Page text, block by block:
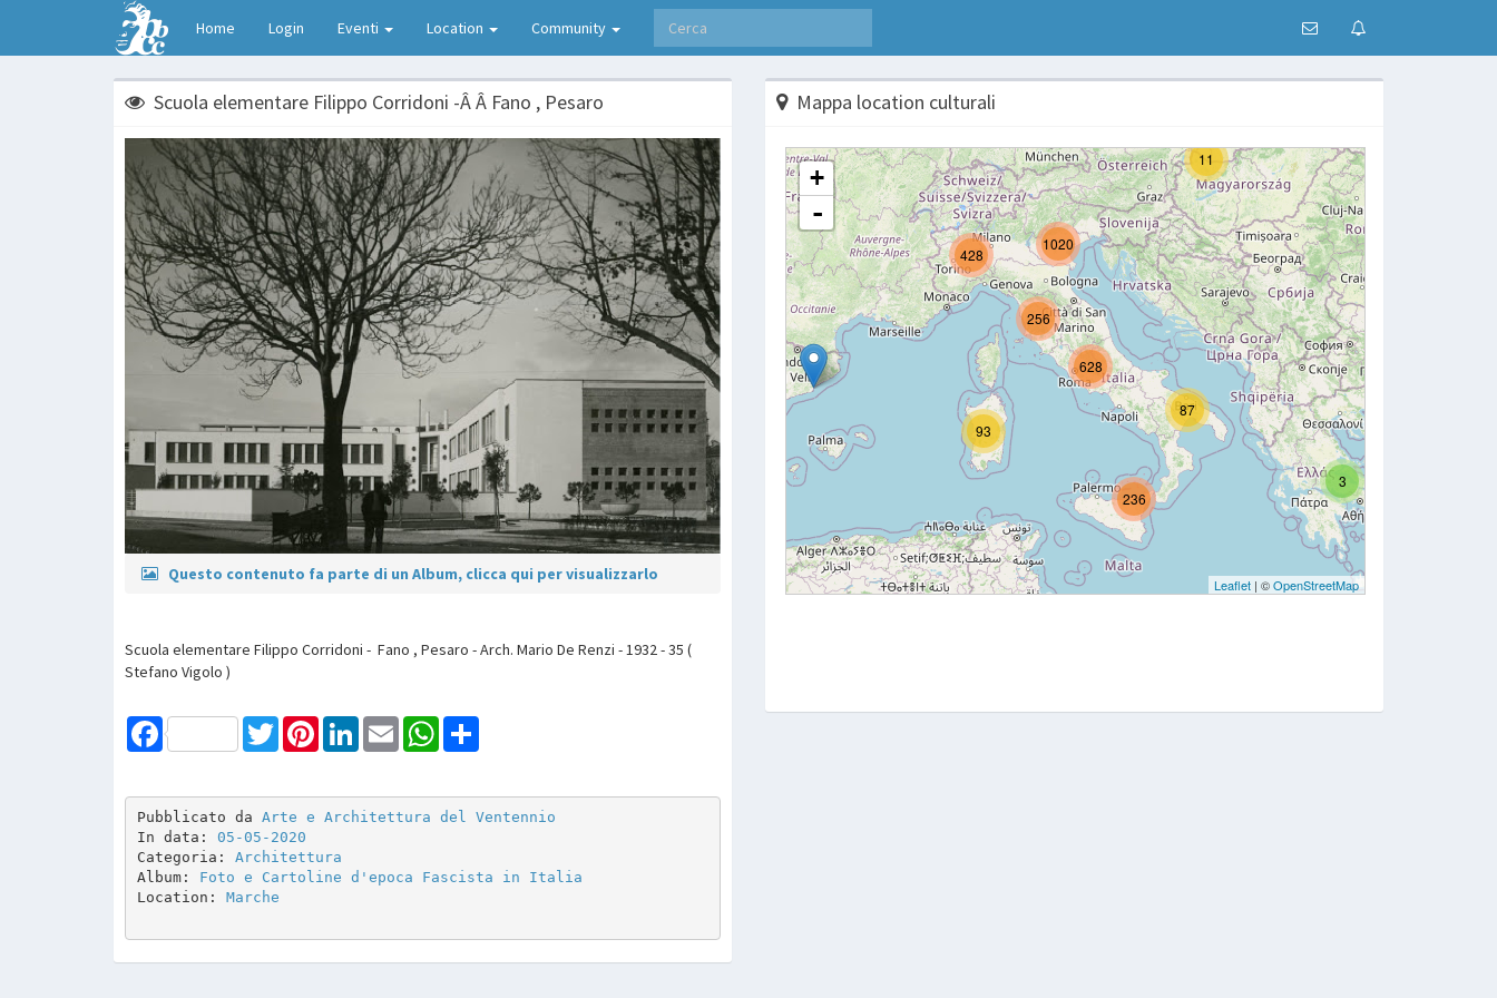
Home Login Eventi Location Community
Scuola elementare Filippo Corridoni -Â Â Fano , Pesaro
Questo contenuto fa parte di un Album, clicca qui per visualizzarlo
Scuola elementare Filippo Corridoni - Fano , Pesaro - Arch. Mario De Renzi - 1932 - 35 (
Stefano Vigolo )
Facebook TwitterPinterestLinkedInEmail WhatsApp
Pubblicato da Arte e Architettura del Ventennio
In data: 05-05-2020
Categoria: Architettura
Album: Foto e Cartoline d'epoca Fascista in Italia
Location: Marche
Mappa location culturali